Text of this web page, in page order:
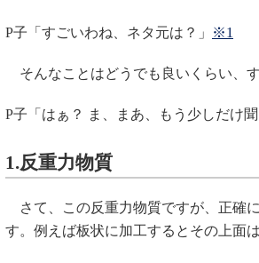
P子「すごいわね、ネタ元は？」 ※1
そんなことはどうでも良いくらい、す
P子「はぁ？ ま、まあ、もう少しだけ聞
1.反重力物質
さて、この反重力物質ですが、正確
す。例えば板状に加工するとその上面